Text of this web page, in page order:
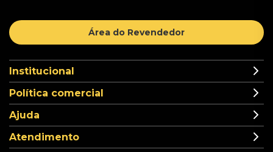
Área do Revendedor
Institucional
Política comercial
Ajuda
Atendimento